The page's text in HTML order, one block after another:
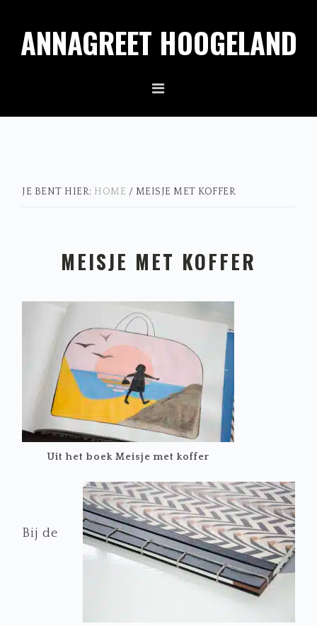
naar
naarANNAGREET HOOGELAND
JE BENT HIER: HOME / MEISJE MET KOFFER
MEISJE MET KOFFER
Uit het boek Meisje met koffer
Bij de